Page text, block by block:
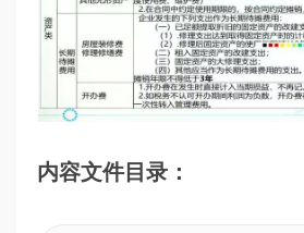
内容文件目录：